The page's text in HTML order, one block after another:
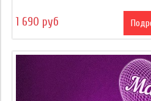
1 690 руб